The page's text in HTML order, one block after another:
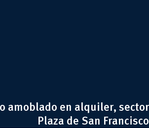
amoblado en alquiler, sector
Plaza de San Francisco